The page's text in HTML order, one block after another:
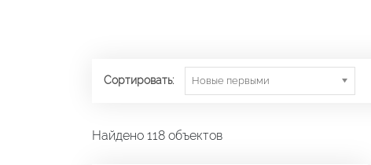
Сортировать: Новые первыми
Найдено 118 объектов